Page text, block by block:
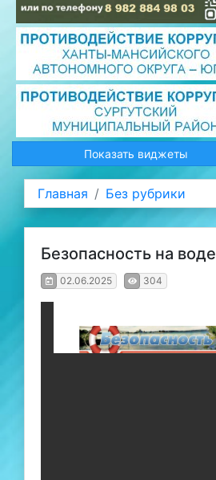
Показать виджеты
Главная Без рубрики
Безопасность на воде
02.06.2025 304